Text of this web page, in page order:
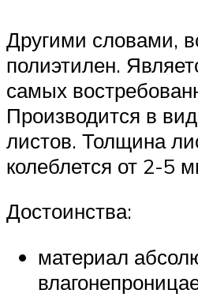
Другими словами,
полиэтилен.
самых
Производится в
листов. Толщина
колеблется от 2-5
Достоинства:
материал